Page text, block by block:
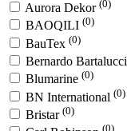
Aurora Dekor (0)
BAOQILI (0)
BauTex (0)
Bernardo Bartalucci
Blumarine (0)
BN International (0)
Bristar (0)
(0)